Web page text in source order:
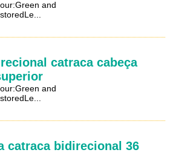
and
catraca cabeça
and
catraca bidirecional 36